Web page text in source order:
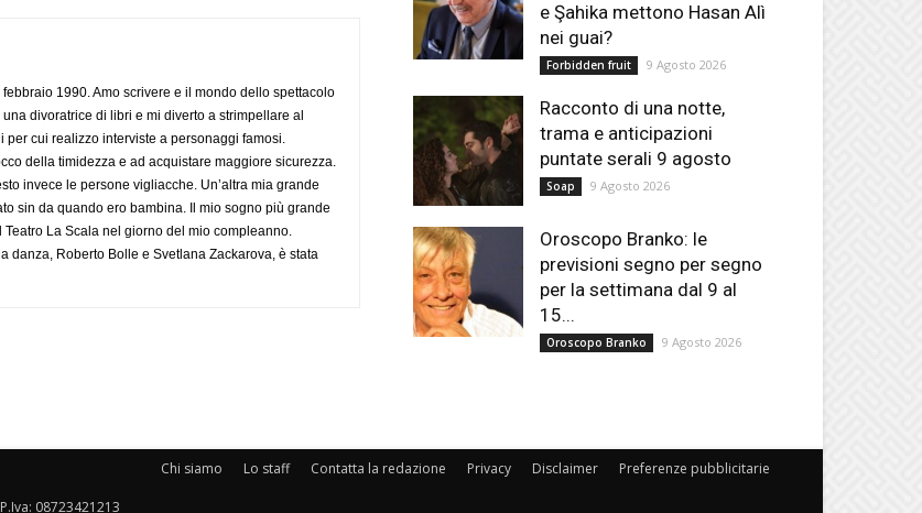
1990. Amo scrivere e il mondo dello spettacolo
divoratrice di libri e mi diverto a strimpellare al
cui realizzo interviste a personaggi famosi.
della timidezza e ad acquistare maggiore sicurezza.
invece le persone vigliacche. Un’altra mia grande
sin da quando ero bambina. Il mio sogno più grande
Teatro La Scala nel giorno del mio compleanno.
danza, Roberto Bolle e Svetlana Zackarova, è stata
e Şahika mettono Hasan Alì
nei guai?
Forbidden fruit 9 Agosto 2026
Racconto di una notte,
trama e anticipazioni
puntate serali 9 agosto
Soap 9 Agosto 2026
Oroscopo Branko: le
previsioni segno per segno
per la settimana dal 9 al
15...
Oroscopo Branko 9 Agosto 2026
Chi siamo Lo staff Contatta la redazione Privacy Disclaimer Preferenze pubblicitarie
08723421213